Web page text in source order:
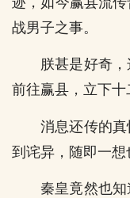
战男子之事。
朕甚是好奇
前往赢县，立下十
消息还传的
到诧异，随即一想
秦皇竟然也